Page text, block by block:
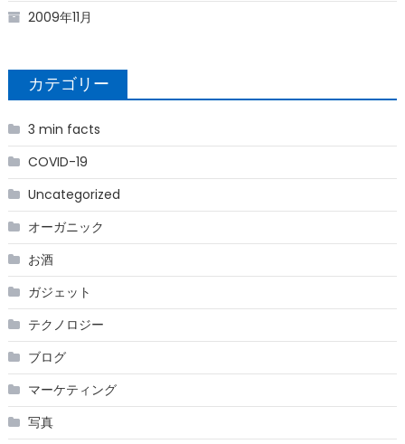
2009年11月
カテゴリー
3 min facts
COVID-19
Uncategorized
オーガニック
お酒
ガジェット
テクノロジー
ブログ
マーケティング
写真